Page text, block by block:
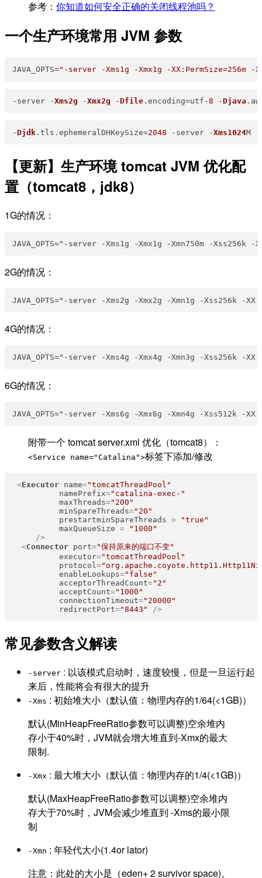
参考： 你知道如何安全正确的关闭线程池吗？
一个生产环境常用 JVM 参数
JAVA_OPTS="-server -Xms1g -Xmx1g -XX:PermSize=256m
- server -Xms2g -Xmx2g -Dfile .encoding=utf-8 -Djava
-Djdk .tls.ephemeralDHKeySize=2048 -server -Xms1024M -
【更新】生产环境 tomcat JVM 优化配
置（tomcat8，jdk8）
1G的情况：
2G的情况：
4G的情况：
6G的情况：
附带一个 tomcat server.xml 优化（tomcat8）：
<Service name="Catalina">标签下添加/修改
<Executor name="tomcatThreadPool"
namePrefix="catalina-exec-"
maxThreads="200"
minSpareThreads="20"
prestartminSpareThreads =
"true"
maxQueueSize =
"1000"
     />
<Connector port="保持原来的端口不变"
executor="tomcatThreadPool"
protocol=
enableLookups="false"
acceptorThreadCount="2"
acceptCount="1000"
connectionTimeout="20000"
redirectPort="8443" />
常见参数含义解读
-server : 以该模式启动时，速度较慢，但是一旦运行起
来后，性能将会有很大的提升
-Xms : 初始堆大小（默认值：物理内存的1/64(<1GB)）
默认(MinHeapFreeRatio参数可以调整)空余堆内
存小于40%时，JVM就会增大堆直到-Xmx的最大
限制.
-Xmx : 最大堆大小（默认值：物理内存的1/4(<1GB)）
默认(MaxHeapFreeRatio参数可以调整)空余堆内
存大于70%时，JVM会减少堆直到 -Xms的最小限
制
-Xmn : 年轻代大小(1.4or lator)
注意：此处的大小是（eden+ 2 survivor space)。